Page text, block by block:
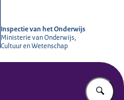
Inspectie van het Onderwijs
Ministerie van Onderwijs,
Cultuur en Wetenschap